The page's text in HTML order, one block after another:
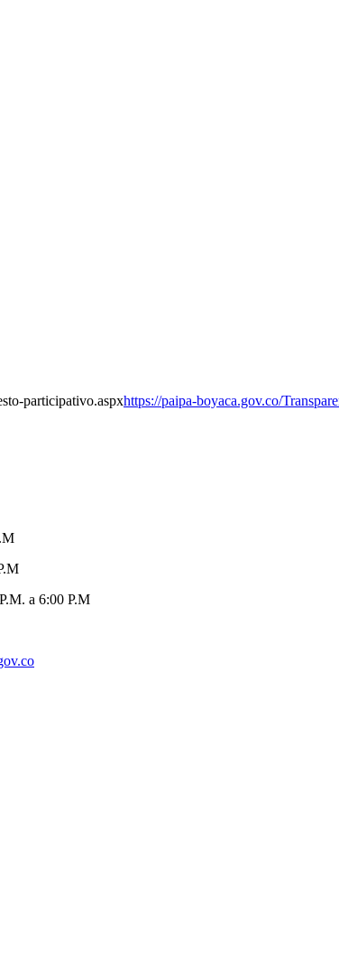
participativo.aspxhttps://paipa-boyaca.gov.co/
a 6:00 P.M